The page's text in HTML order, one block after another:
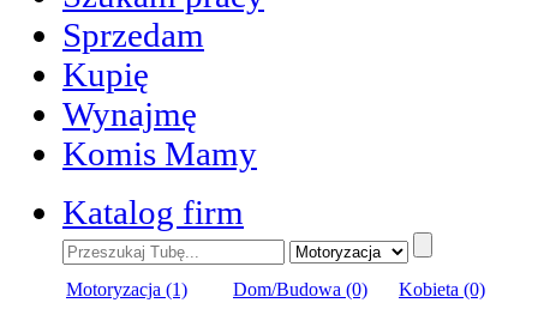
Sprzedam
Kupię
Wynajmę
Komis Mamy
Katalog firm
Motoryzacja (1) Dom/Budowa (0) Kobieta (0)